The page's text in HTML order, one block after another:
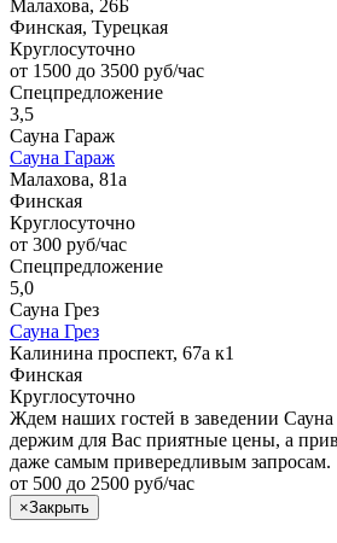
Малахова, 26Б
Финская, Турецкая
Круглосуточно
от 1500 до 3500 руб/час
Спецпредложение
3,5
Сауна Гараж
Сауна Гараж
Малахова, 81а
Финская
Круглосуточно
от 300 руб/час
Спецпредложение
5,0
Сауна Грез
Сауна Грез
Калинина проспект, 67а к1
Финская
Круглосуточно
Ждем наших гостей в заведении
держим для Вас приятные цены, а
даже самым привередливым запросам.
от 500 до 2500 руб/час
×Закрыть